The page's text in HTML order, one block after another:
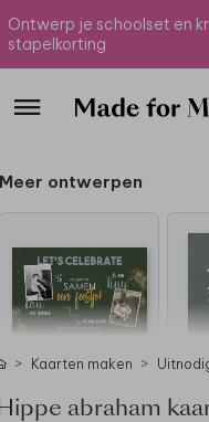
Ontwerp je schoolset en
stapelkorting
Meer ontwerpen
Kaarten maken
abraham